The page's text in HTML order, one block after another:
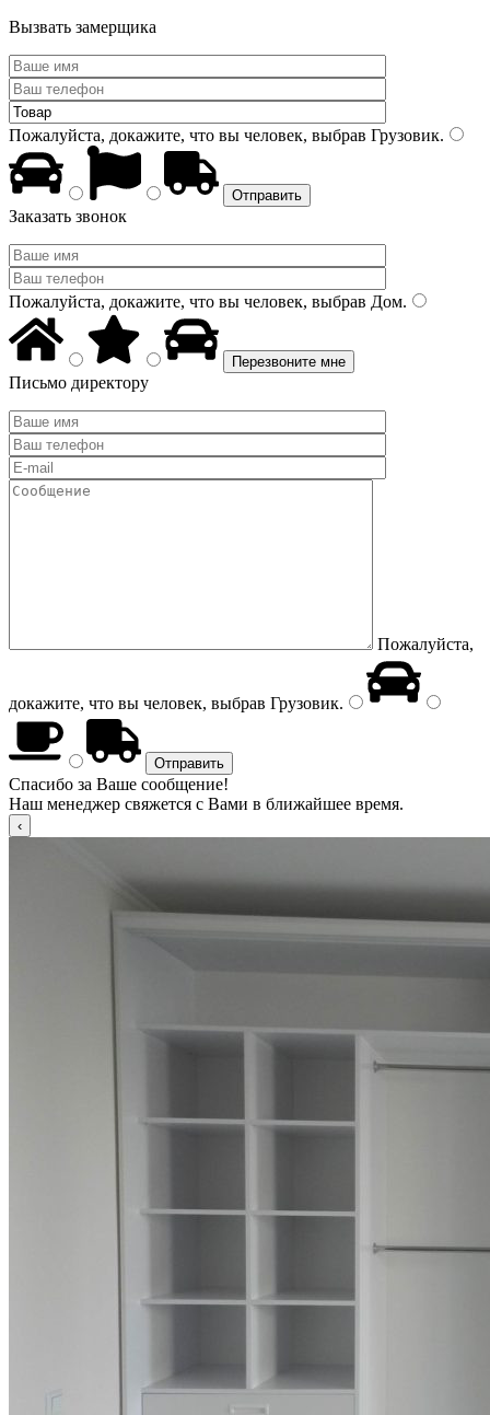
Вызвать замерщика
Пожалуйста, докажите, что вы человек, выбрав Грузовик.
Заказать звонок
Пожалуйста, докажите, что вы человек, выбрав Дом.
Письмо директору
Пожалуйста,
докажите, что вы человек, выбрав Грузовик.
Спасибо за Ваше сообщение!
Наш менеджер свяжется с Вами в ближайшее время.